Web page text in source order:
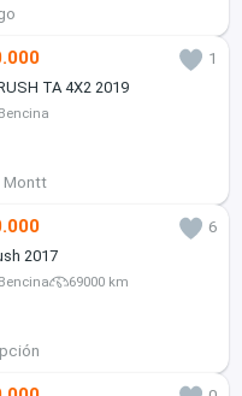
1
TA 4X2 2019
Bencina
Montt
6
2017
Bencina 69000 km